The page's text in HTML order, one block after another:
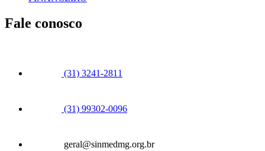
Fale conosco
(31) 3241-2811
(31) 99302-0096
geral@sinmedmg.org.br